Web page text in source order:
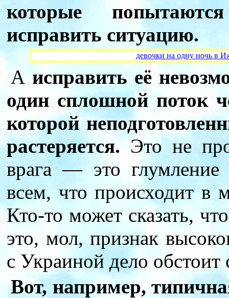
которые
исправить ситуацию.
девочки на одну ночь в
А исправить её
один сплошной поток
которой
растеряется.Это не
врага — это глумление
всем, что происходит в
Кто-то может сказать,
это, мол, признак
с Украиной дело
Вот, например,